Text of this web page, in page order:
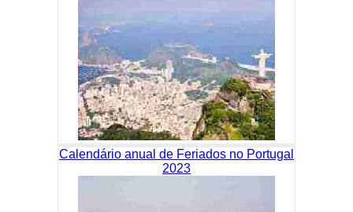
Calendário anual de Feriados no Portugal
2023